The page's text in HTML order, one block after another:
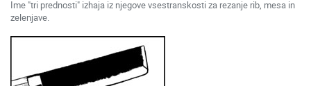
Ime "tri prednosti" izhaja iz njegove vsestranskosti za rezanje rib, mesa in
zelenjave.